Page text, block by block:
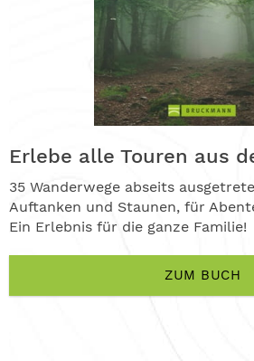
Erlebe alle Touren aus
35 Wanderwege abseits
Auftanken und Staunen, für
Ein Erlebnis für die ganze Familie!
ZUM BUCH